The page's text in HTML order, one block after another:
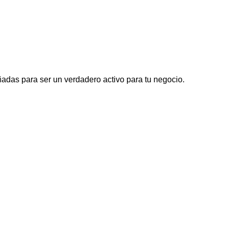
para ser un verdadero activo para tu negocio.